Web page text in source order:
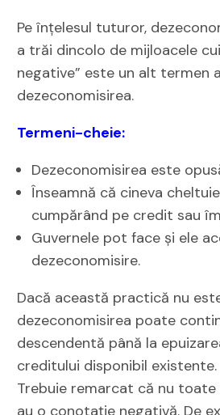
Pe înțelesul tuturor,
a trăi dincolo de mijloacele
negative” este un alt termen
dezeconomisirea.
Termeni-cheie:
Dezeconomisirea este
Înseamnă că cineva
cumpărând pe credit sau
Guvernele pot face și ele
dezeconomisire.
Dacă această practică nu
dezeconomisirea poate
descendentă până la
creditului disponibil existente.
Trebuie remarcat că nu
au o conotație negativă. De